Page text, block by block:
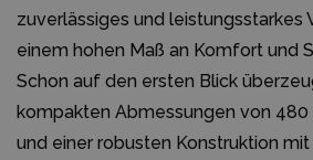
zuverlässiges und leistungsstarkes
einem hohen Maß an Komfort und
Schon auf den ersten Blick
kompakten Abmessungen von 480
und einer robusten Konstruktion